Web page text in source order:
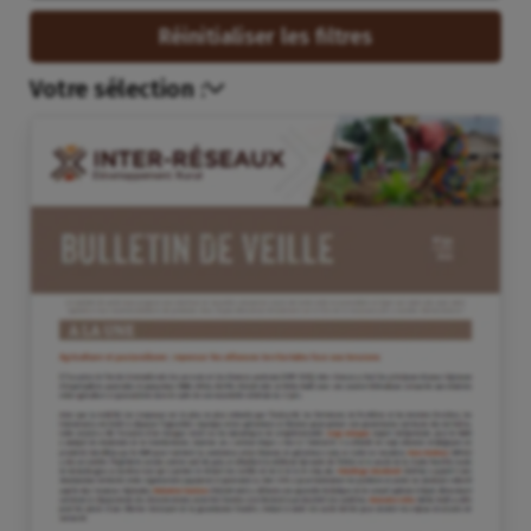
Réinitialiser les filtres
Votre sélection :